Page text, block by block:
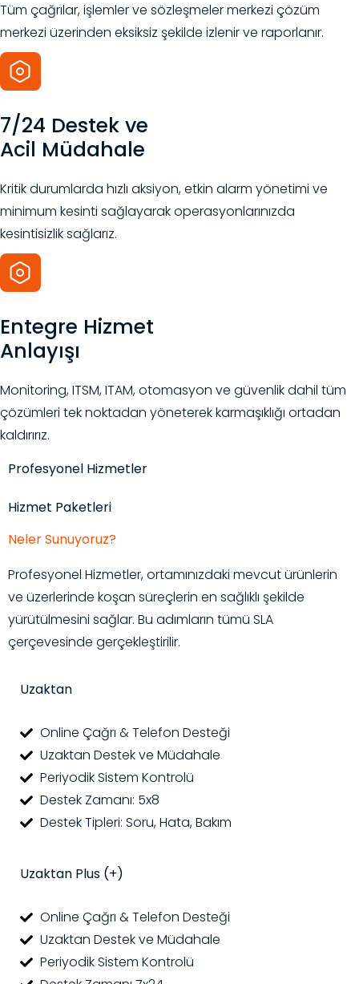
Tüm çağrılar, işlemler ve sözleşmeler merkezi çözüm
merkezi üzerinden eksiksiz şekilde izlenir ve raporlanır.
7/24 Destek ve
Acil Müdahale
Kritik durumlarda hızlı aksiyon, etkin alarm yönetimi ve
minimum kesinti sağlayarak operasyonlarınızda
kesintisizlik sağlarız.
Entegre Hizmet
Anlayışı
Monitoring, ITSM, ITAM, otomasyon ve güvenlik dahil tüm
çözümleri tek noktadan yöneterek karmaşıklığı ortadan
kaldırırız.
Profesyonel Hizmetler
Hizmet Paketleri
Neler Sunuyoruz?
Profesyonel Hizmetler, ortamınızdaki mevcut ürünlerin
ve üzerlerinde koşan süreçlerin en sağlıklı şekilde
yürütülmesini sağlar. Bu adımların tümü SLA
çerçevesinde gerçekleştirilir.
Uzaktan
Online Çağrı & Telefon Desteği
Uzaktan Destek ve Müdahale
Periyodik Sistem Kontrolü
Destek Zamanı: 5x8
Destek Tipleri: Soru, Hata, Bakım
Uzaktan Plus (+)
Online Çağrı & Telefon Desteği
Uzaktan Destek ve Müdahale
Periyodik Sistem Kontrolü